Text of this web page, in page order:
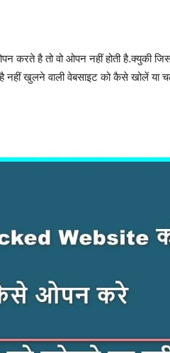
करते है तो वो ओपन नहीं होती है.क्युकी
खुलने वाली वेबसाइट को कैसे खोलें या